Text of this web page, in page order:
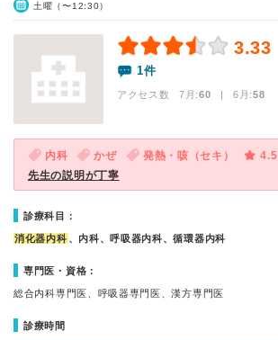
土曜（〜12:30）
3.33
1件
アクセス数 7月:60 | 6月:58
内科 かぜ 発熱・咳（セキ）
4.5
先生の説明が丁寧
診療科目：
消化器内科 、内科、呼吸器内科、循環器内科
専門医・資格：
総合内科専門医、呼吸器専門医、漢方専門医
診療時間